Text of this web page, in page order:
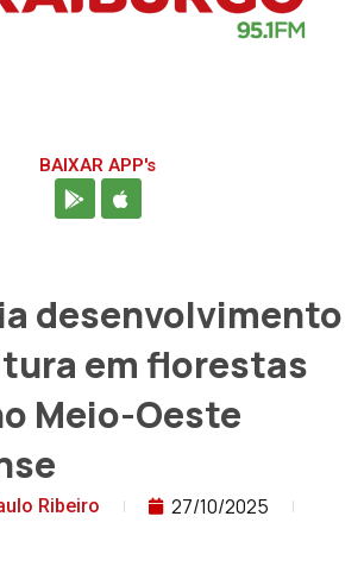
BAIXAR APP's
desenvolvimento
em florestas
Meio-Oeste
Ribeiro
27/10/2025